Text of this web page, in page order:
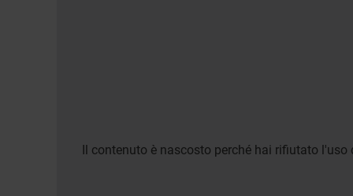
Il contenuto è nascosto perché hai rifiutato